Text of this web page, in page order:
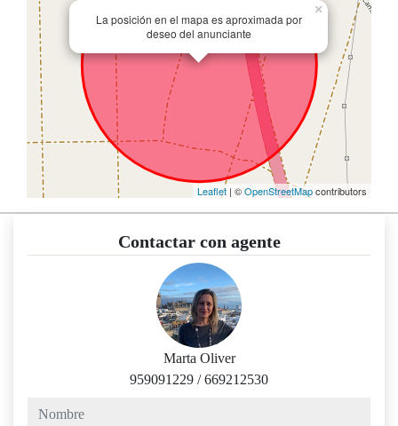
La posición en el mapa es aproximada por
deseo del anunciante
×
Leaflet | ©OpenStreetMapcontributors
Contactar con agente
Marta Oliver
959091229 /669212530
nombre